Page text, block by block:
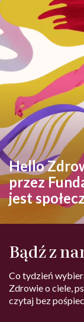
Hello
przez
jest
Bądź z
Co tydzień
Zdrowie o ciele,
czytaj bez